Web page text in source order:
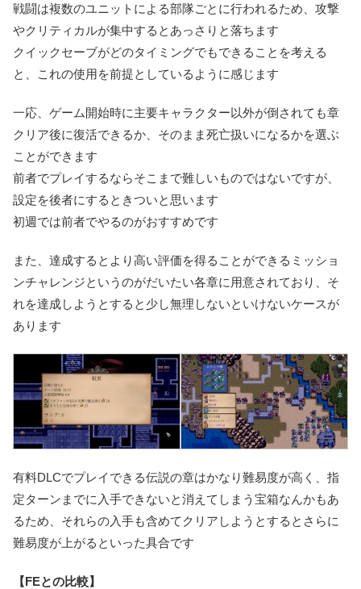
戦闘は複数のユニットによる部隊ごとに行われるため、攻撃
やクリティカルが集中するとあっさりと落ちます
クイックセーブがどのタイミングでもできることを考える
と、これの使用を前提としているように感じます
一応、ゲーム開始時に主要キャラクター以外が倒されても章
クリア後に復活できるか、そのまま死亡扱いになるかを選ぶ
ことができます
前者でプレイするならそこまで難しいものではないですが、
設定を後者にするときついと思います
初週では前者でやるのがおすすめです
また、達成するとより高い評価を得ることができるミッショ
ンチャレンジというのがだいたい各章に用意されており、そ
れを達成しようとすると少し無理しないといけないケースが
あります
有料DLCでプレイできる伝説の章はかなり難易度が高く、指
定ターンまでに入手できないと消えてしまう宝箱なんかもあ
るため、それらの入手も含めてクリアしようとするとさらに
難易度が上がるといった具合です
【FEとの比較】